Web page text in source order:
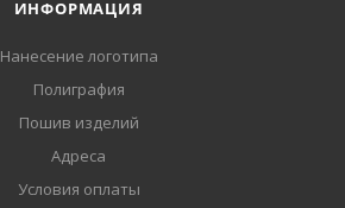
ИНФОРМАЦИЯ
Нанесение логотипа
Полиграфия
Пошив изделий
Адреса
Условия оплаты